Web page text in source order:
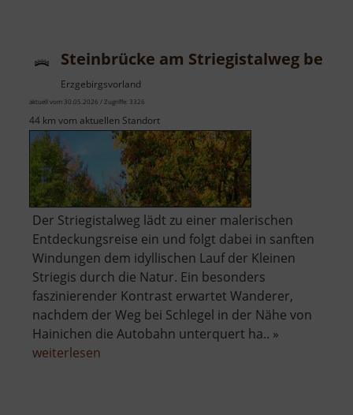
Steinbrücke am Striegistalweg bei
Erzgebirgsvorland
aktuell vom 30.05.2026 / Zugriffe: 3326
44 km vom aktuellen Standort
Der Striegistalweg lädt zu einer malerischen
Entdeckungsreise ein und folgt dabei in sanften
Windungen dem idyllischen Lauf der Kleinen
Striegis durch die Natur. Ein besonders
faszinierender Kontrast erwartet Wanderer,
nachdem der Weg bei Schlegel in der Nähe von
Hainichen die Autobahn unterquert ha.. »
weiterlesen